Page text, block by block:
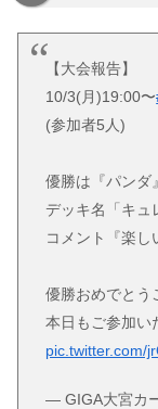
【大会報告】
10/3(月)19:00〜
(参加者5人)
優勝は『パンダ
デッキ名「キュ
コメント『楽し
優勝おめでとう
本日もご参加い
pic.twitter.com/
— GIGA大宮カ